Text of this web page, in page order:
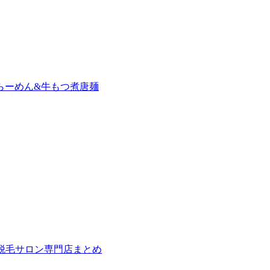
ーめん&牛もつ煮唐麺
毛サロン専門店まとめ